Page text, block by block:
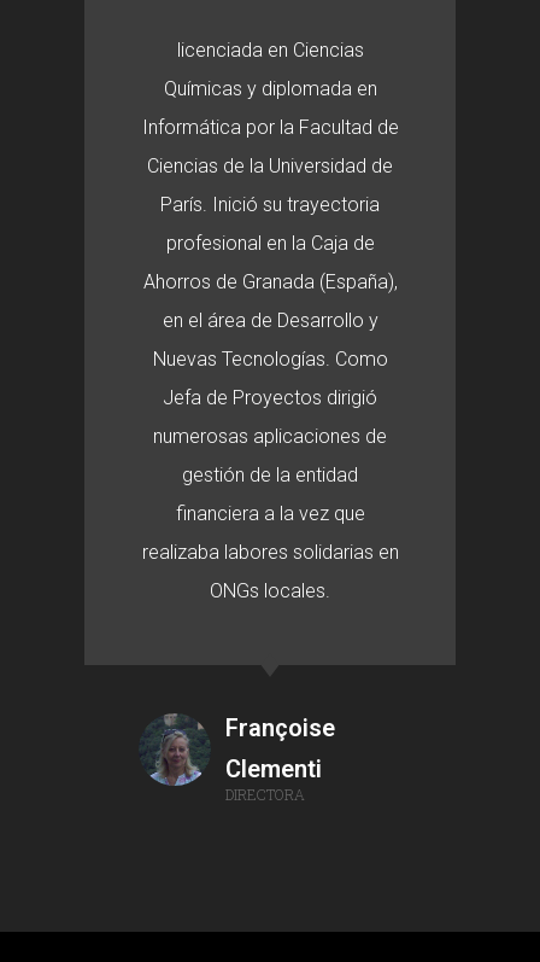
licenciada en Ciencias
Químicas y diplomada en
Informática por la Facultad de
Ciencias de la Universidad de
París. Inició su trayectoria
profesional en la Caja de
Ahorros de Granada (España),
en el área de Desarrollo y
Nuevas Tecnologías. Como
Jefa de Proyectos dirigió
numerosas aplicaciones de
gestión de la entidad
financiera a la vez que
realizaba labores solidarias en
ONGs locales.
Françoise
Clementi
DIRECTORA